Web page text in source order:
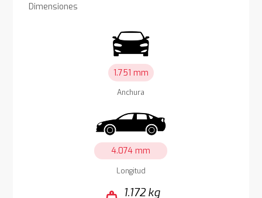
Dimensiones
1.751 mm
Anchura
4.074 mm
Longitud
1.172 kg